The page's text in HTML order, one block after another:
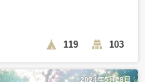
119 103
2024年5月28日